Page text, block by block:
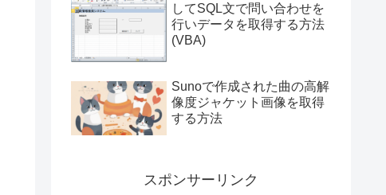
してSQL文で問い合わせを
行いデータを取得する方法
(VBA)
Sunoで作成された曲の高解
像度ジャケット画像を取得
する方法
スポンサーリンク